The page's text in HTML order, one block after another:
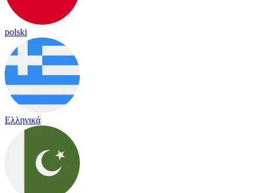
polski
Ελληνικά